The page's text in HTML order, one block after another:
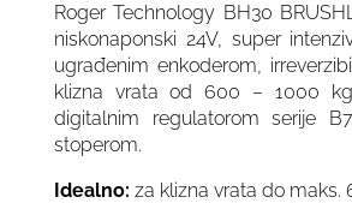
Roger Technology BH30
niskonaponski 24V, super
ugrađenim enkoderom,
klizna vrata od 600 – 1000
digitalnim regulatorom serije
stoperom.
Idealno: za klizna vrata do maks.